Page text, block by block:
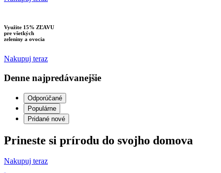
Využite 15% ZĽAVU
pre všetkých
zeleniny a ovocia
Nakupuj teraz
Denne najpredávanejšie
Odporúčané
Populárne
Pridané nové
Prineste si prírodu do svojho domova
Nakupuj teraz